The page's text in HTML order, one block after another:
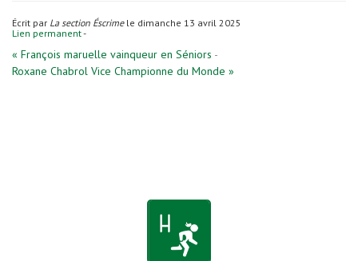
Écrit par La section Éscrimele dimanche 13 avril 2025
Lien permanent-
« François maruelle vainqueur en Séniors -
Roxane Chabrol Vice Championne du Monde »